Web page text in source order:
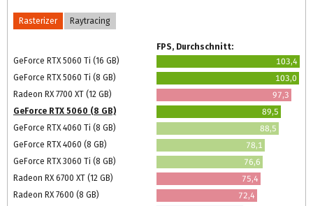
Rasterizer Raytracing
FPS, Durchschnitt:
GeForce RTX 5060 Ti (16 GB)
103,4
GeForce RTX 5060 Ti (8 GB)
103,0
Radeon RX 7700 XT (12 GB)
97,3
GeForce RTX 5060 (8 GB)
89,5
GeForce RTX 4060 Ti (8 GB)
88,5
GeForce RTX 4060 (8 GB)
78,1
GeForce RTX 3060 Ti (8 GB)
76,6
Radeon RX 6700 XT (12 GB)
75,4
Radeon RX 7600 (8 GB)
72,4